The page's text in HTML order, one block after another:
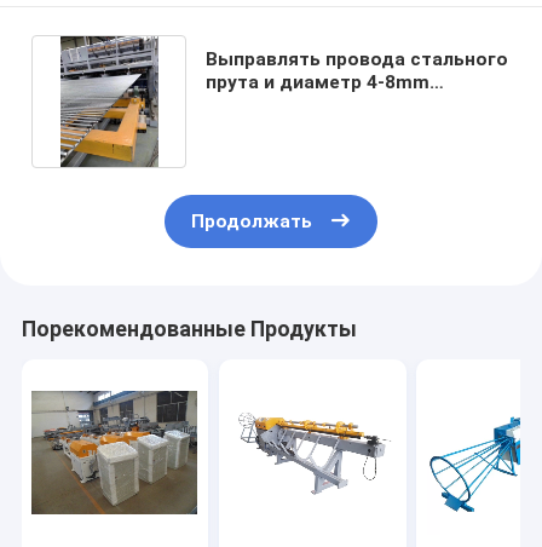
Выправлять провода стального
прута и диаметр 4-8mm
Продолжать
Порекомендованные Продукты